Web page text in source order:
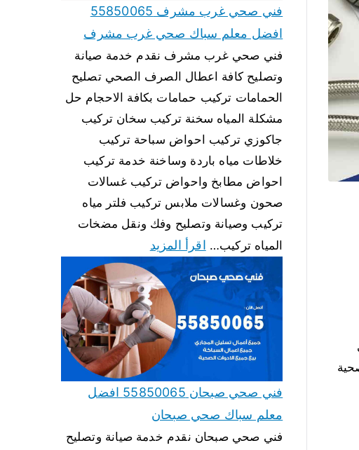
فني صحي غرب مشرف 55850065
افضل معلم سباك صحي غرب مشرف
فني صحي غرب مشرف نقدم خدمة صيانة
وتصليح كافة اعطال الصرف الصحي تصليح
الحمامات تركيب حمامات بكافة الاحجام حل
مشكلة المياه سخنة تركيب سخان تركيب
جاكوزي تركيب احواض سباحة تركيب
خلاطات مياه باردة وساخنة خدمة تركيب
احواض مطابخ واحواض تركيب غسالات
صحون وغسالات ملابس تركيب فلتر مياه
تركيب وصيانة وتصليح وفك ونقل مضخات
المياه تركيب… اقرأ المزيد
فني صحي صبحان 55850065 افضل
معلم سباك صحي صبحان
فني صحي صبحان نقدم خدمة صيانة وتصليح